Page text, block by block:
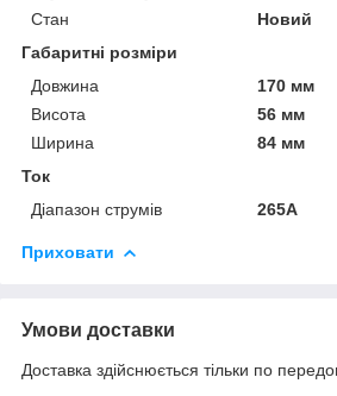
Стан
Новий
Габаритні розміри
Довжина
170 мм
Висота
56 мм
Ширина
84 мм
Ток
Діапазон струмів
265А
Приховати
Умови доставки
Доставка здійснюється тільки по